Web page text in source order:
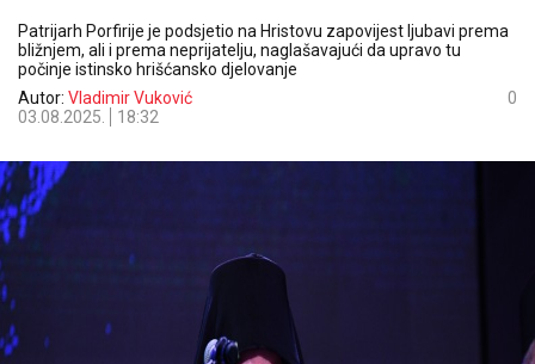
Patrijarh Porfirije je podsjetio na Hristovu zapovijest ljubavi prema
bližnjem, ali i prema neprijatelju, naglašavajući da upravo tu
počinje istinsko hrišćansko djelovanje
Autor: Vladimir Vuković
03.08.2025.
18:32
0